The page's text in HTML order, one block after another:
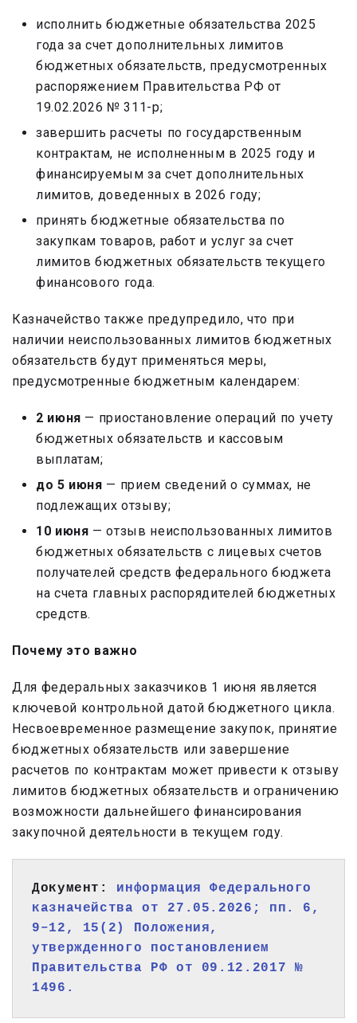
исполнить бюджетные обязательства 2025
года за счет дополнительных лимитов
бюджетных обязательств, предусмотренных
распоряжением Правительства РФ от
19.02.2026 № 311-р;
завершить расчеты по государственным
контрактам, не исполненным в 2025 году и
финансируемым за счет дополнительных
лимитов, доведенных в 2026 году;
принять бюджетные обязательства по
закупкам товаров, работ и услуг за счет
лимитов бюджетных обязательств текущего
финансового года.
Казначейство также предупредило, что при
наличии неиспользованных лимитов бюджетных
обязательств будут применяться меры,
предусмотренные бюджетным календарем:
2 июня — приостановление операций по учету
бюджетных обязательств и кассовым
выплатам;
до 5 июня — прием сведений о суммах, не
подлежащих отзыву;
10 июня — отзыв неиспользованных лимитов
бюджетных обязательств с лицевых счетов
получателей средств федерального бюджета
на счета главных распорядителей бюджетных
средств.
Почему это важно
Для федеральных заказчиков 1 июня является
ключевой контрольной датой бюджетного цикла.
Несвоевременное размещение закупок, принятие
бюджетных обязательств или завершение
расчетов по контрактам может привести к отзыву
лимитов бюджетных обязательств и ограничению
возможности дальнейшего финансирования
закупочной деятельности в текущем году.
Документ: информация Федерального
казначейства от 27.05.2026; пп. 6,
9–12, 15(2) Положения,
утвержденного постановлением
Правительства РФ от 09.12.2017 №
1496.